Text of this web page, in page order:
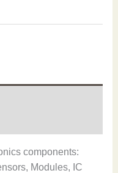
components:
Modules, IC